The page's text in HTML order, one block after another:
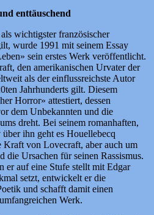
enttäuschend
wichtigster französischer
wurde 1991 mit seinem Essay
sein erstes Werk veröffentlicht.
den amerikanischen Urvater der
als der einflussreichste Autor
Jahrhunderts gilt. Diesem
Horror» attestiert, dessen
dem Unbekannten und die
dreht. Bei seinem romanhaften,
ihn geht es Houellebecq
Kraft von Lovecraft, aber auch um
die Ursachen für seinen Rassismus.
er auf eine Stufe stellt mit Edgar
setzt, entwickelt er die
und schafft damit einen
Werk.